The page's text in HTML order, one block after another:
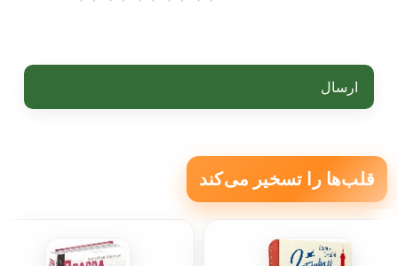
ارسال
قلب‌ها را تسخیر می‌کند